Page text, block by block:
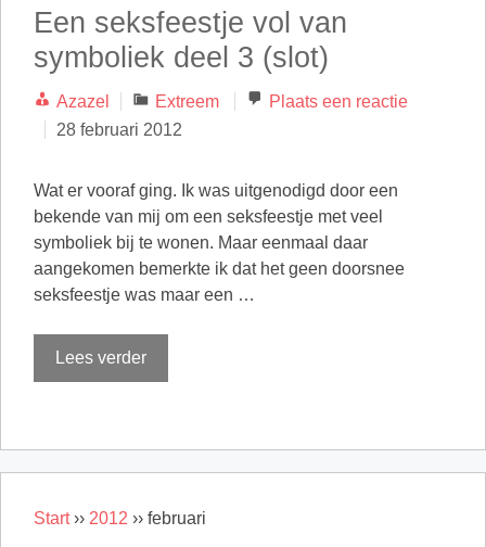
Een seksfeestje vol van
symboliek deel 3 (slot)
Azazel Categorieën
Extreem
Plaats een reactie
28 februari 2012
Wat er vooraf ging. Ik was uitgenodigd door een
bekende van mij om een seksfeestje met veel
symboliek bij te wonen. Maar eenmaal daar
aangekomen bemerkte ik dat het geen doorsnee
seksfeestje was maar een …
Lees verder
Start›› 2012 ›› februari